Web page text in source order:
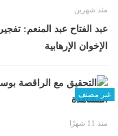
منذ شهرين
عبد الفتاح عبد المنعم:
الإخوان الإرهابية
غير مصنف
منذ 11 شهرًا